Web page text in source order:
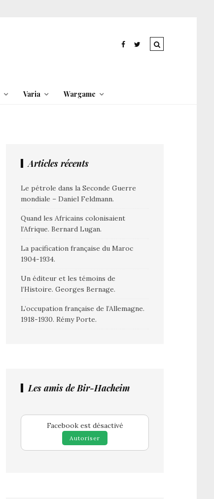
Varia Wargame
Articles récents
Le pétrole dans la Seconde Guerre
mondiale – Daniel Feldmann.
Quand les Africains colonisaient
l’Afrique. Bernard Lugan.
La pacification française du Maroc
1904-1934.
Un éditeur et les témoins de
l’Histoire. Georges Bernage.
L’occupation française de l’Allemagne.
1918-1930. Rémy Porte.
Les amis de Bir-Hacheim
Facebook est désactivé
Autoriser